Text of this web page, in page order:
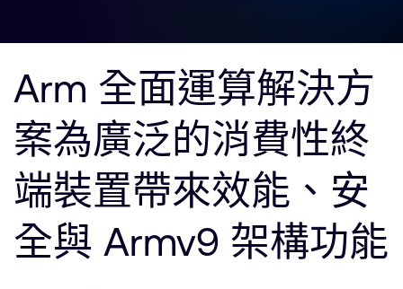
Flexible Access 企業版
一般 IP 授權方案
其他事項
Arm Integrity Helpline
媒體聯絡
人才招募
研究合作
開發者
支援與訓練
公司資訊
Arm 全面運算解決方
案為廣泛的消費性終
端裝置帶來效能、安
全與 Armv9 架構功能